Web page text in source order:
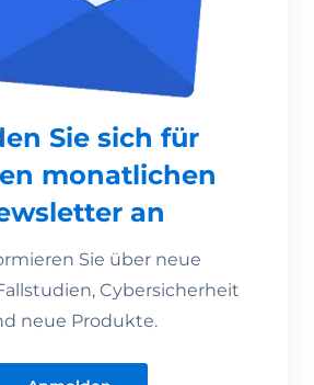
Sie sich für
monatlichen
an
Sie über neue
Cybersicherheit
neue Produkte.